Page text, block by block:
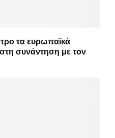
τα ευρωπαϊκά
συνάντηση με τον